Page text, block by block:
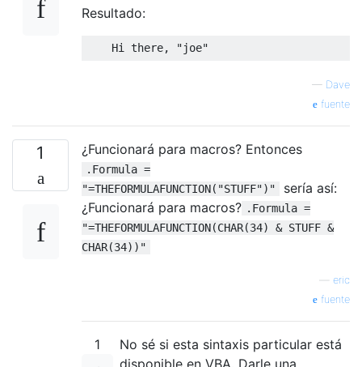
Resultado:
— Dave
fuente
1 ¿Funcionará para macros? Entonces
.Formula =
"=THEFORMULAFUNCTION("STUFF")"
sería así:
¿Funcionará para macros? .Formula =
"=THEFORMULAFUNCTION(CHAR(34) & STUFF &
CHAR(34))"
eric
fuente
1
No sé si esta sintaxis particular está
disponible en VBA. Darle una